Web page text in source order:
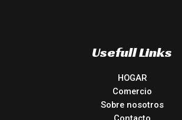
Usefull Links
HOGAR
Comercio
Sobre nosotros